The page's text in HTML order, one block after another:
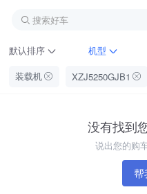
搜索好车
默认排序 机型
装载机
XZJ5250GJB1
没有找到
说出您的购
帮